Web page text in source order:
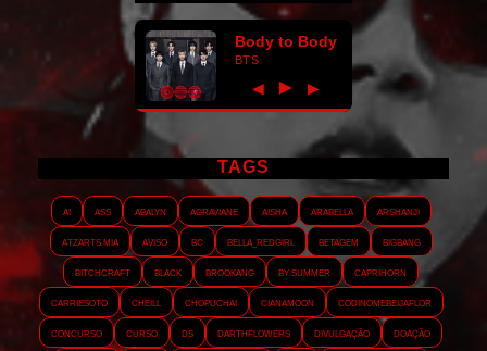
Body to Body
BTS
◀ ► ▶
TAGS
AI ASS Abalyn Agraviane Aisha Arabella
Arshanji
Atzarts Mia
Aviso BC Bella_RedGirl Betagem
Bigbang
Bitchcraft
Black Brookang By.summer
Caprihorn
Carriesoto
Cheill Chopuchai Cianamoon
Codinomebeijaflor
Concurso
Curso DS Darthflowers Divulgação Doação